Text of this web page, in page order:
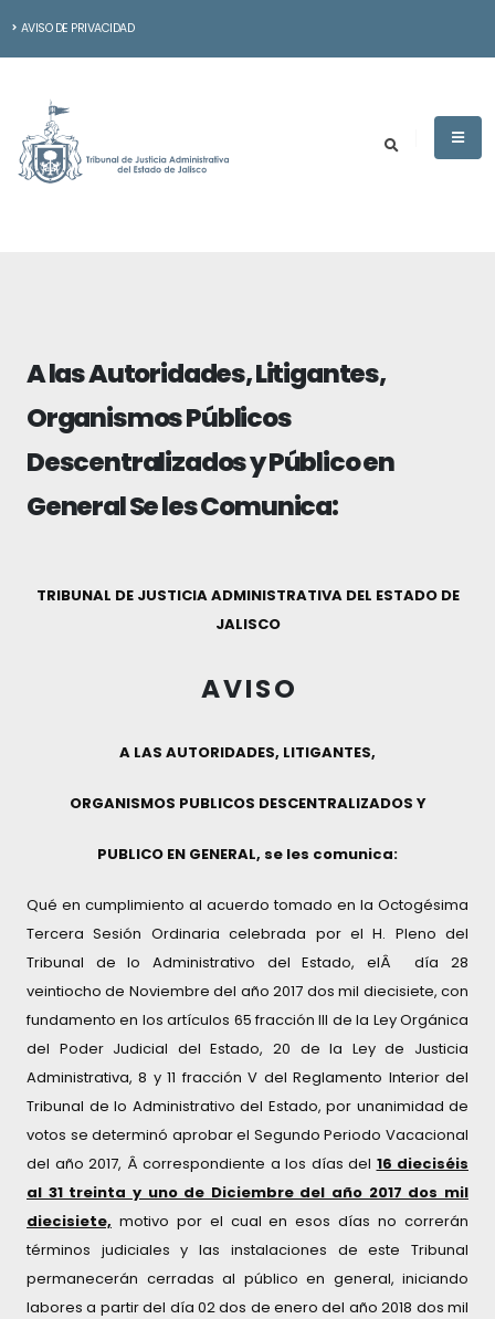
AVISO DE PRIVACIDAD
A las Autoridades, Litigantes,
Organismos Públicos
Descentralizados y Público en
General Se les Comunica:
TRIBUNAL DE JUSTICIA ADMINISTRATIVA DEL ESTADO DE
JALISCO
A V I S O
A LAS AUTORIDADES, LITIGANTES,
ORGANISMOS PUBLICOS DESCENTRALIZADOS Y
PUBLICO EN GENERAL, se les comunica:
Qué en cumplimiento al acuerdo tomado en la Octogésima
Tercera Sesión Ordinaria celebrada por el H. Pleno del
Tribunal de lo Administrativo del Estado, elÂ dí­a 28
veintiocho de Noviembre del año 2017 dos mil diecisiete, con
fundamento en los artí­culos 65 fracción III de la Ley Orgánica
del Poder Judicial del Estado, 20 de la Ley de Justicia
Administrativa, 8 y 11 fracción V del Reglamento Interior del
Tribunal de lo Administrativo del Estado, por unanimidad de
votos se determinó aprobar el Segundo Periodo Vacacional
del año 2017, Â correspondiente a los dí­as del 16 dieciséis
al 31 treinta y uno de Diciembre del año 2017 dos mil
diecisiete, motivo por el cual en esos dí­as no correrán
términos judiciales y las instalaciones de este Tribunal
permanecerán cerradas al público en general, iniciando
labores a partir del dí­a 02 dos de enero del año 2018 dos mil